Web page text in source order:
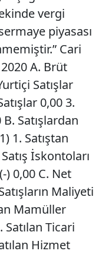
vergi
piyasası
Cari
A. Brüt
Satışlar
0,00 3.
Satışlardan
1. Satıştan
İskontoları
0,00 C. Net
Maliyeti
Mamüller
Satılan Ticari
Hizmet